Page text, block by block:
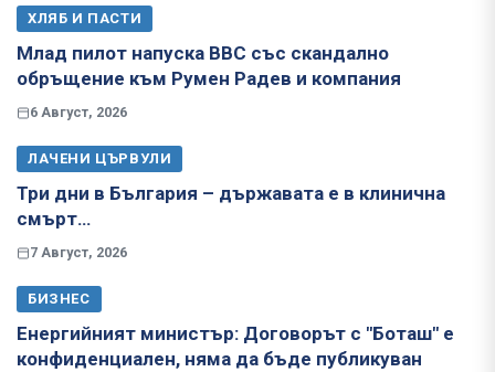
ХЛЯБ И ПАСТИ
Млад пилот напуска ВВС със скандално
обръщение към Румен Радев и компания
6 Август, 2026
ЛАЧЕНИ ЦЪРВУЛИ
Три дни в България – държавата е в клинична
смърт…
7 Август, 2026
БИЗНЕС
Енергийният министър: Договорът с "Боташ" е
конфиденциален, няма да бъде публикуван